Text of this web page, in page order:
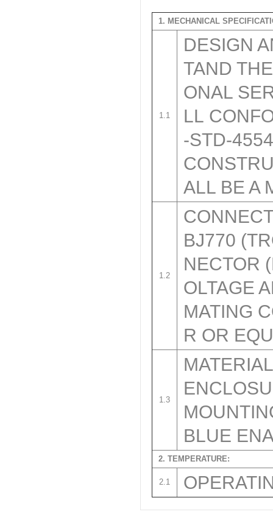
1. MECHANICAL
1.1
DESIGN
TAND
ONAL
LL
-STD-
ALL BE A
1.2
BJ770
NECTOR
OLTAGE
MATING
R OR
1.3
BLUE
2. TEMPERATURE:
2.1